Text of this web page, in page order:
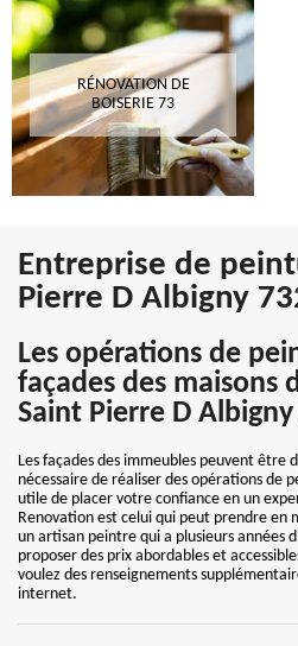
RÉNOVATION DE
BOISERIE 73
Entreprise de
Pierre D Albigny
Les opérations de
façades des maisons
Saint Pierre D
Les façades des immeubles peuvent être
nécessaire de réaliser des opérations de
utile de placer votre confiance en un
Renovation est celui qui peut prendre en
un artisan peintre qui a plusieurs années
proposer des prix abordables et
voulez des renseignements
internet.